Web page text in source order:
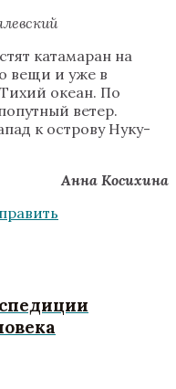
катамаран на
вещи и уже в
океан. По
ветер.
к острову Нуку-
Анна Косихина